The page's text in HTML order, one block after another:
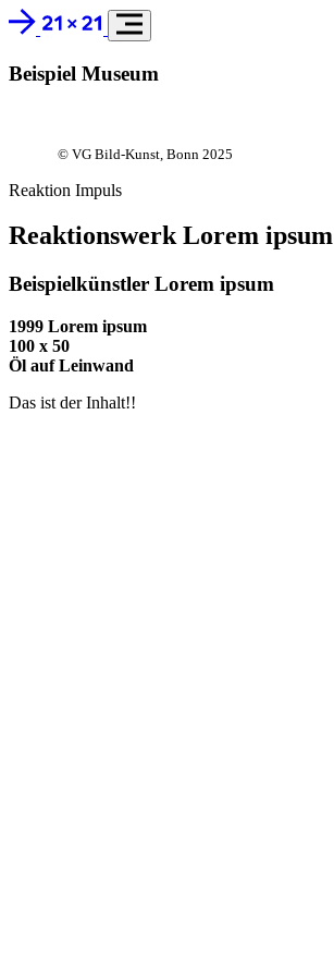
Beispiel Museum
© VG Bild-Kunst, Bonn 2025
Reaktion Impuls
Reaktionswerk Lorem ipsum
Beispielkünstler Lorem ipsum
1999 Lorem ipsum
100 x 50
Öl auf Leinwand
Das ist der Inhalt!!